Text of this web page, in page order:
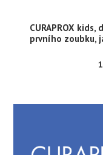
CURAPROX
prvního zoubku,